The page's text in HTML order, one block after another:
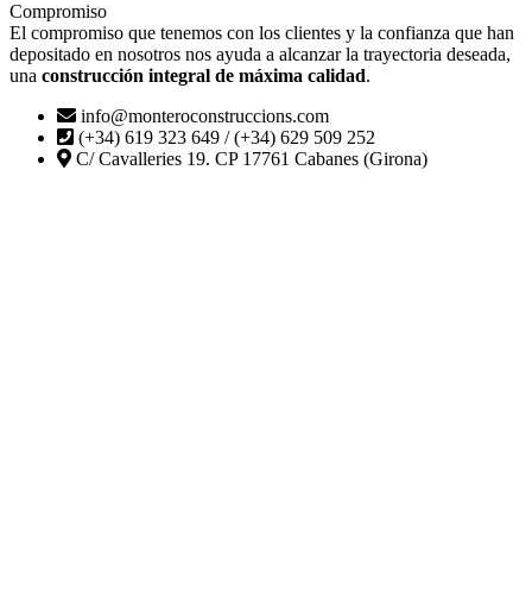
Compromiso
El compromiso que tenemos con los clientes y la confianza que han
depositado en nosotros nos ayuda a alcanzar la trayectoria deseada,
una construcción integral de máxima calidad.
info@monteroconstruccions.com
(+34) 619 323 649 / (+34) 629 509 252
C/ Cavalleries 19. CP 17761 Cabanes (Girona)